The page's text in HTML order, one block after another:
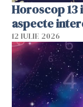
Horoscop 13
aspecte
12 IULIE 2026